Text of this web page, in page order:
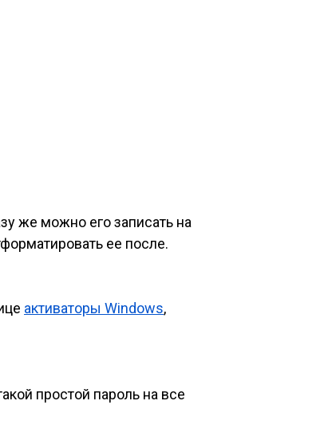
же можно его записать на
ее после.
активаторы Windows,
простой пароль на все